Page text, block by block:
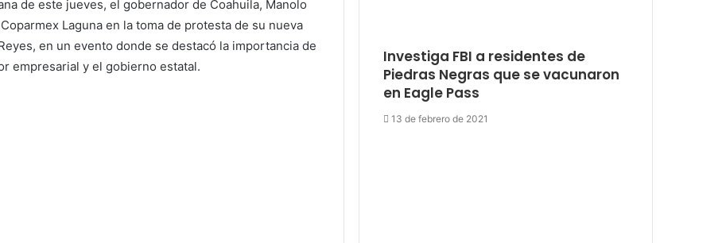
de este jueves, el gobernador de Coahuila, Manolo
Laguna en la toma de protesta de su nueva
en un evento donde se destacó la importancia de
empresarial y el gobierno estatal.
Investiga FBI a residentes de
Piedras Negras que se vacunaron
en Eagle Pass
13 de febrero de 2021